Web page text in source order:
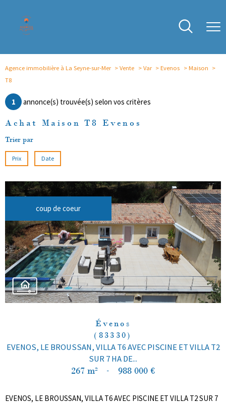
Agence immobilière à La Seyne-sur-Mer Vente Var Evenos
Maison
T8
1 annonce(s) trouvée(s) selon vos critères
Achat Maison T8 Evenos
Trier par
Prix Date
coup de coeur
Évenos
(83330)
EVENOS, LE BROUSSAN, VILLA T6 AVEC PISCINE ET VILLA T2
SUR 7 HA DE...
267 m² - 988 000 €
EVENOS, LE BROUSSAN, VILLA T6 AVEC PISCINE ET VILLA T2 SUR 7